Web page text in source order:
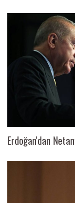
Erdoğan'dan